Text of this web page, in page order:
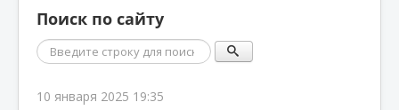
Поиск по сайту
Поиск
10 января 2025 19:35